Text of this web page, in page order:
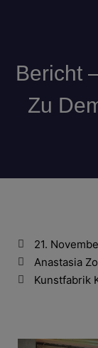
Bericht
Zu
21.
Anastasia
Kunstfabrik